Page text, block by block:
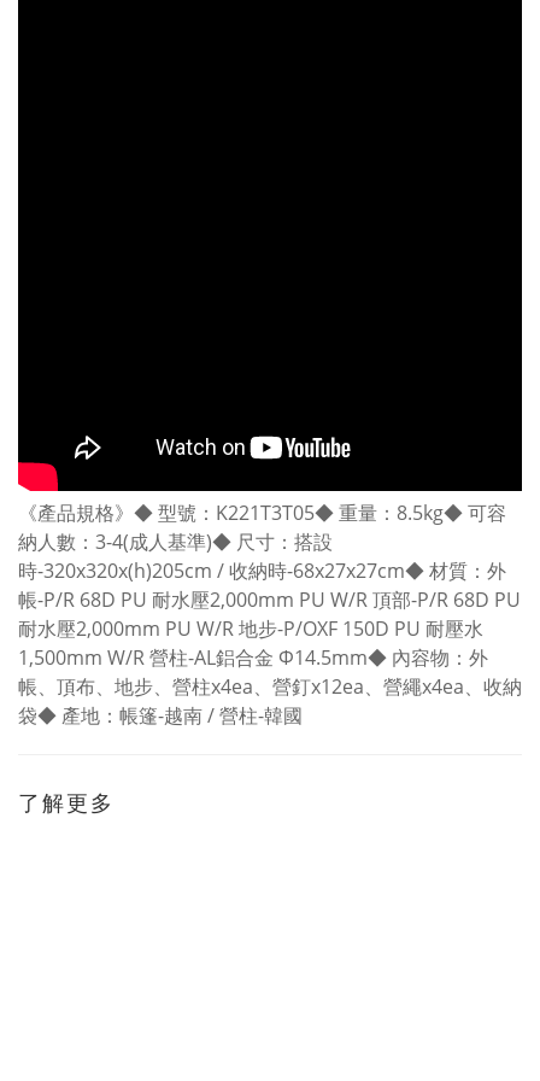
《產品規格》◆ 型號：K221T3T05◆ 重量：8.5kg◆ 可容
納人數：3-4(成人基準)◆ 尺寸：搭設
時-320x320x(h)205cm / 收納時-68x27x27cm◆ 材質：外
帳-P/R 68D PU 耐水壓2,000mm PU W/R 頂部-P/R 68D PU
耐水壓2,000mm PU W/R 地步-P/OXF 150D PU 耐壓水
1,500mm W/R 營柱-AL鋁合金 Φ14.5mm◆ 內容物：外
帳、頂布、地步、營柱x4ea、營釘x12ea、營繩x4ea、收納
袋◆ 產地：帳篷-越南 / 營柱-韓國
了解更多